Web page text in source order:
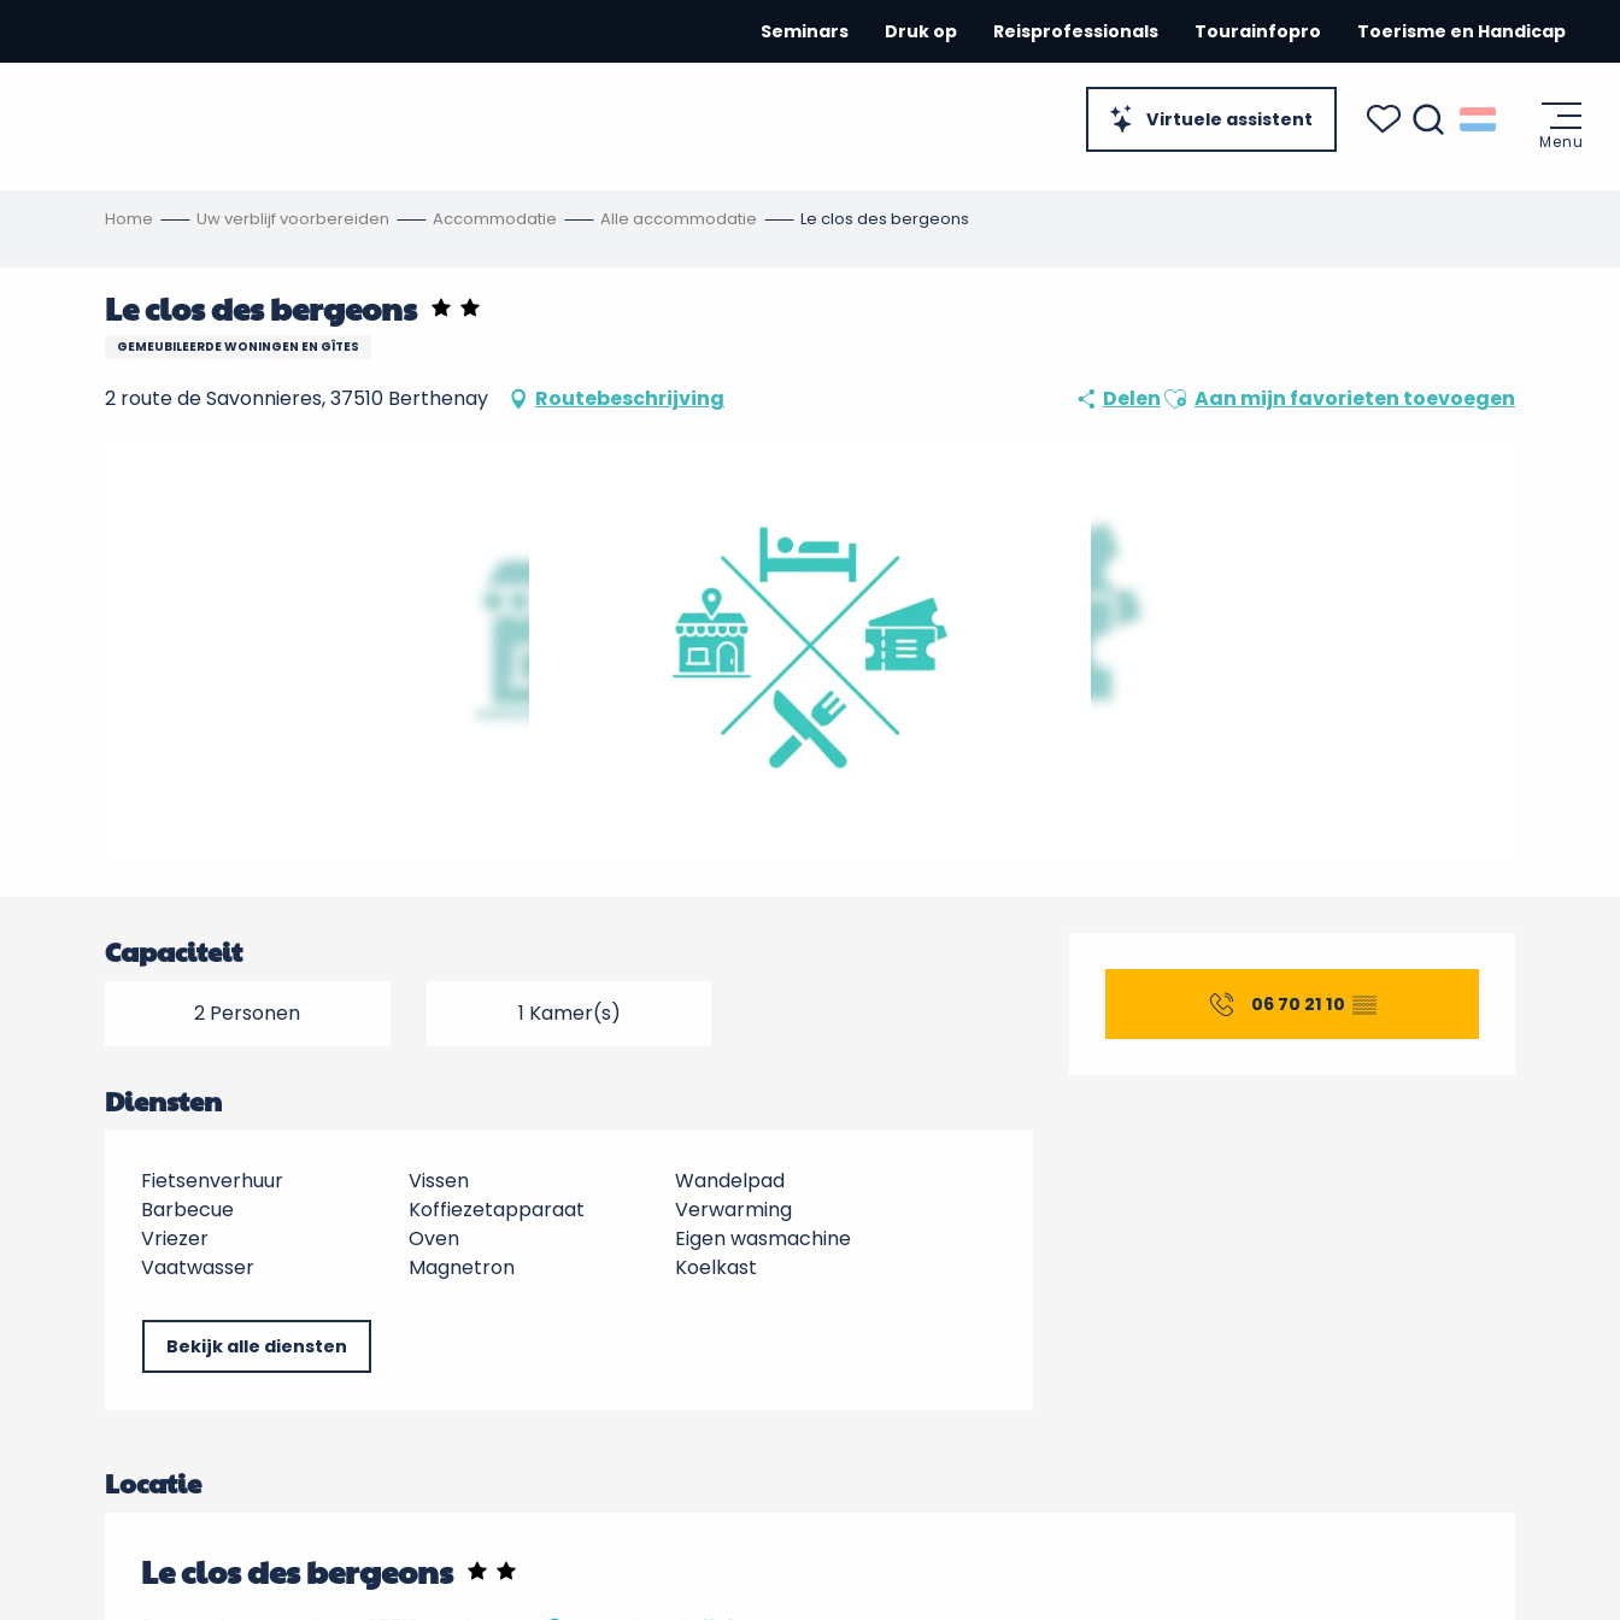
contenu
Virtuele assistent
Seminars Druk op Reisprofessionals Tourainfopro Toerisme en Handicap
Menu
Home Uw verblijf voorbereiden Accommodatie Alle accommodatie Le clos des bergeons
Le clos des bergeons
GEMEUBILEERDE WONINGEN EN GÎTES
2 route de Savonnieres, 37510 Berthenay Routebeschrijving DelenAjouter aux favoris
Aan mijn favorieten toevoegen
Openingstijden en
06 70 21 10 ▒▒
Capaciteit
2 Personen 1 Kamer(s)
Diensten
Fietsenverhuur Vissen
Wandelpad
Barbecue
Koffiezetapparaat
Verwarming
Vriezer
Oven
Eigen wasmachine
Vaatwasser
Magnetron Koelkast
Bekijk alle diensten
Locatie
Le clos des bergeons